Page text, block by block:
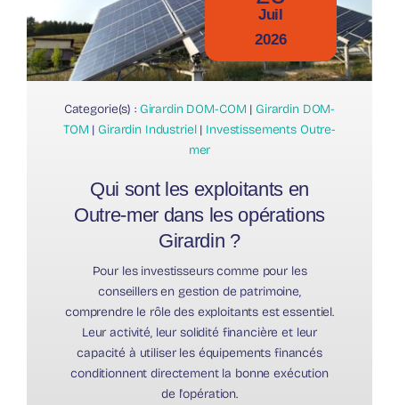
Juil
2026
Categorie(s) : Girardin DOM-COM | Girardin DOM-
TOM | Girardin Industriel| Investissements Outre-
mer
Qui sont les exploitants en
Outre-mer dans les opérations
Girardin ?
Pour les investisseurs comme pour les
conseillers en gestion de patrimoine,
comprendre le rôle des exploitants est essentiel.
Leur activité, leur solidité financière et leur
capacité à utiliser les équipements financés
conditionnent directement la bonne exécution
de l'opération.